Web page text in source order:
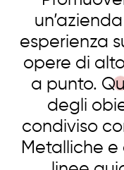
esperienza
opere di
a punto.
degli
condiviso
Metalliche